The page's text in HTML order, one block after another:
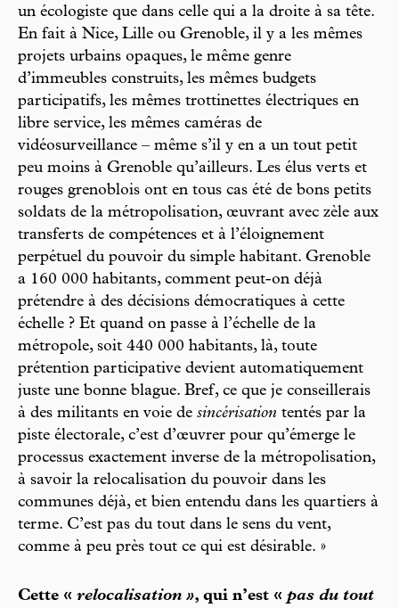
un écologiste que dans celle qui a la droite à sa tête.
En fait à Nice, Lille ou Grenoble, il y a les mêmes
projets urbains opaques, le même genre
d’immeubles construits, les mêmes budgets
participatifs, les mêmes trottinettes électriques en
libre service, les mêmes caméras de
vidéosurveillance – même s’il y en a un tout petit
peu moins à Grenoble qu’ailleurs. Les élus verts et
rouges grenoblois ont en tous cas été de bons petits
soldats de la métropolisation, œuvrant avec zèle aux
transferts de compétences et à l’éloignement
perpétuel du pouvoir du simple habitant. Grenoble
a 160 000 habitants, comment peut-on déjà
prétendre à des décisions démocratiques à cette
échelle ? Et quand on passe à l’échelle de la
métropole, soit 440 000 habitants, là, toute
prétention participative devient automatiquement
juste une bonne blague. Bref, ce que je conseillerais
à des militants en voie de sincérisation tentés par la
piste électorale, c’est d’œuvrer pour qu’émerge le
processus exactement inverse de la métropolisation,
à savoir la relocalisation du pouvoir dans les
communes déjà, et bien entendu dans les quartiers à
terme. C’est pas du tout dans le sens du vent,
comme à peu près tout ce qui est désirable. »
Cette « relocalisation », qui n’est « pas du tout